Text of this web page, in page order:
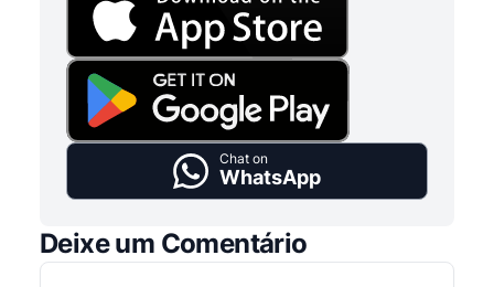
Chat on
WhatsApp
Deixe um Comentário